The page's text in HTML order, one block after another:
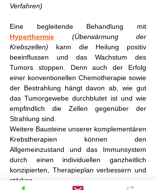
Verfahren)
Eine begleitende Behandlung mit
Hyperthermie
(Überwärmung der
Krebszellen) kann die Heilung positiv
beeinflussen und das Wachstum des
Tumors stoppen. Denn auch der Erfolg
einer konventionellen Chemotherapie sowie
der Bestrahlung hängt davon ab, wie gut
das Tumorgewebe durchblutet ist und wie
empfindlich die Zellen gegenüber der
Strahlung sind.
Weitere Bausteine unserer komplementären
Krebstherapien können den
Allgemeinzustand und das Immunsystem
durch einen individuellen ganzheitlich
konzipierten, Therapieplan verbessern und
stärken.